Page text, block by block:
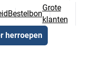
Bestelbon
Grote
klanten
herroepen